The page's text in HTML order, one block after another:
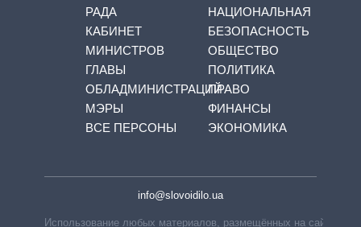
РАДА
КАБИНЕТ
МИНИСТРОВ
ГЛАВЫ
ОБЛАДМИНИСТРАЦИЙ
МЭРЫ
ВСЕ ПЕРСОНЫ
НАЦИОНАЛЬНАЯ
БЕЗОПАСНОСТЬ
ОБЩЕСТВО
ПОЛИТИКА
ПРАВО
ФИНАНСЫ
ЭКОНОМИКА
info@slovoidilo.ua
Использование любых материалов, размещённых на сайте,